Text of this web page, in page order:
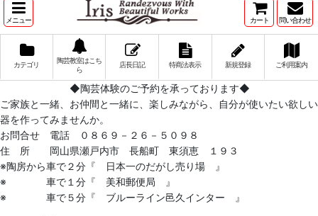
メニュー カート 問い合わせ
カテゴリ
陶芸教室はこち
ら
店長日記 特商法表示 新規登録 ご利用案内
◆陶芸体験のご予約を承っております◆
ご家族と一緒、お仲間と一緒に、楽しみながら、自分が使いたい欲しい
器を作ってみませんか。
お問合せ 電話 ０８６９－２６－５０９８
住 所 岡山県瀬戸内市 長船町 東須恵 １９３
※陶房から車で２分『 日本一のだがし売り場 』
※ 車で１分『 美和郵便局 』
※ 車で５分『 ブルーライン邑久インター 』